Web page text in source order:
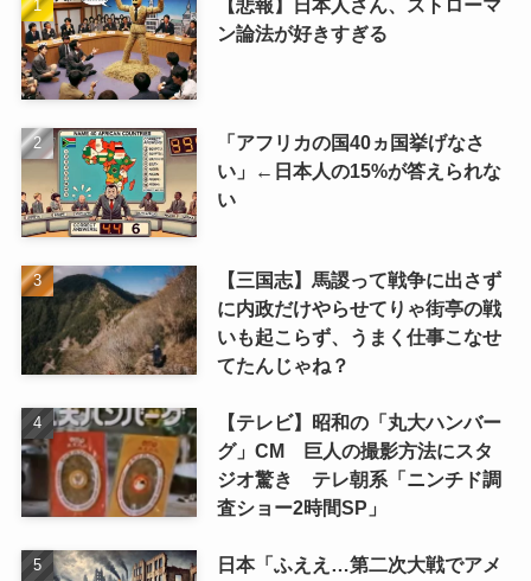
【悲報】日本人さん、ストローマ
ン論法が好きすぎる
「アフリカの国40ヵ国挙げなさ
い」←日本人の15%が答えられな
い
【三国志】馬謖って戦争に出さず
に内政だけやらせてりゃ街亭の戦
いも起こらず、うまく仕事こなせ
てたんじゃね？
【テレビ】昭和の「丸大ハンバー
グ」CM 巨人の撮影方法にスタ
ジオ驚き テレ朝系「ニンチド調
査ショー2時間SP」
日本「ふええ…第二次大戦でアメ